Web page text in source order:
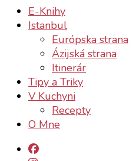
E-Knihy
Istanbul
Európska strana
Ázijská strana
Itinerár
Tipy a Triky
V Kuchyni
Recepty
O Mne